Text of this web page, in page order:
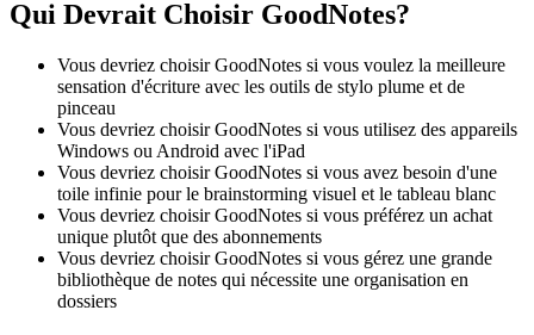
Qui Devrait Choisir GoodNotes?
Vous devriez choisir GoodNotes si vous voulez la meilleure
sensation d'écriture avec les outils de stylo plume et de
pinceau
Vous devriez choisir GoodNotes si vous utilisez des appareils
Windows ou Android avec l'iPad
Vous devriez choisir GoodNotes si vous avez besoin d'une
toile infinie pour le brainstorming visuel et le tableau blanc
Vous devriez choisir GoodNotes si vous préférez un achat
unique plutôt que des abonnements
Vous devriez choisir GoodNotes si vous gérez une grande
bibliothèque de notes qui nécessite une organisation en
dossiers